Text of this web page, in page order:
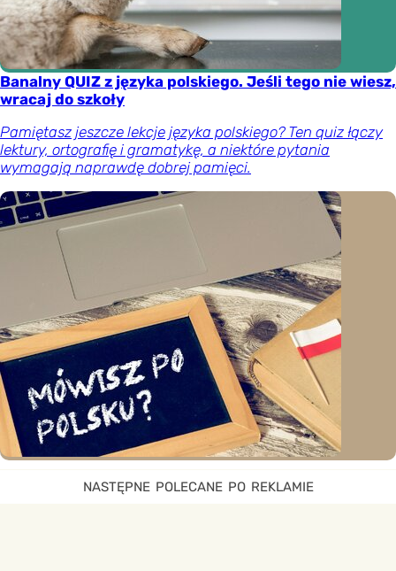
Banalny QUIZ z języka polskiego. Jeśli tego nie wiesz,
wracaj do szkoły
Pamiętasz jeszcze lekcje języka polskiego? Ten quiz łączy
lektury, ortografię i gramatykę, a niektóre pytania
wymagają naprawdę dobrej pamięci.